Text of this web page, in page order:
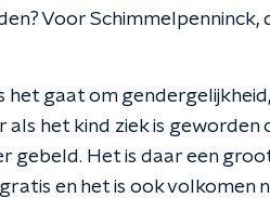
Voor Schimmelpenninck,
het gaat om
het kind ziek is geworden
gebeld. Het is daar een
en het is ook